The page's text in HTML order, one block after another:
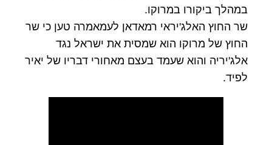
במהלך ביקורו במרוקו.
שר החוץ האלג'יראי רמאדאן לעמאמרה טען כי שר
החוץ של מרוקו הוא שמסית את ישראל נגד
אלג'יריה והוא שעמד בעצם מאחורי דבריו של יאיר
לפיד.